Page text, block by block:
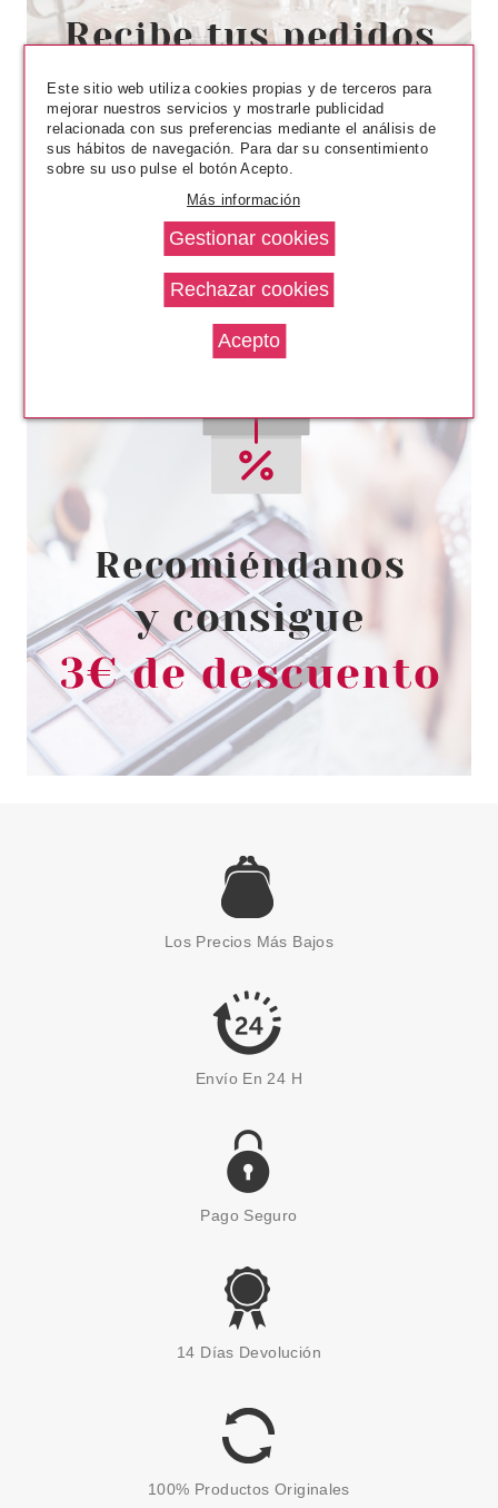
ARMAF
ARMAF CLUB DE NUIT
MILESTONE EDP 105 ML +
+ CHAMPU 250 ML SET
REGALO
Pvr 72.00€
-36%
desde
45.75€
ARMAF
ARMAF CLUB DE NUIT INTENSE
WOMAN EDP 105 ML
Pvr 65.00€
-55%
desde
28.99€
ARMAF
ARMAF SEDUCTION HAIR MIST
80 ML
13.95€
ARMAF
EDITION ROUGE EDP 100 ML
17.99€
Los Precios Más Bajos
Envío En 24 H
Pago Seguro
14 Días Devolución
100% Productos Originales
Este sitio web utiliza cookies propias y de terceros para
mejorar nuestros servicios y mostrarle publicidad
relacionada con sus preferencias mediante el análisis de
sus hábitos de navegación. Para dar su consentimiento
sobre su uso pulse el botón Acepto.
Más información